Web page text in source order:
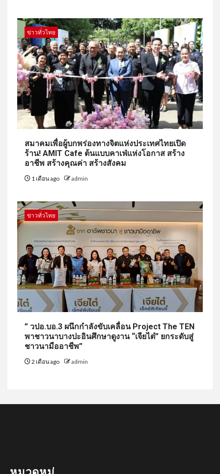
ข่าวทั่วไทย
สมาคมเพื่อผู้บกพร่องทางจิตแห่งประเทศไทยเปิด
ร้าน! AMIT Cafe ต้นแบบคาเฟ่แห่งโอกาส สร้าง
อาชีพ สร้างคุณค่า สร้างสังคม
1 เดือน ago admin
ข่าวทั่วไทย
” วปอ.บอ.3 ผนึกกำลังขับเคลื่อน Project The TEN
พาชาวนาบางปะอินศึกษาดูงาน “เจียไต๋” ยกระดับสู่
ชาวนามืออาชีพ”
2 เดือน ago admin